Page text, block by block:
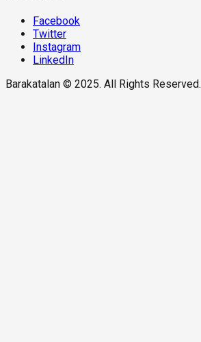
Facebook
Twitter
Instagram
LinkedIn
Barakatalan © 2025. All Rights Reserved.